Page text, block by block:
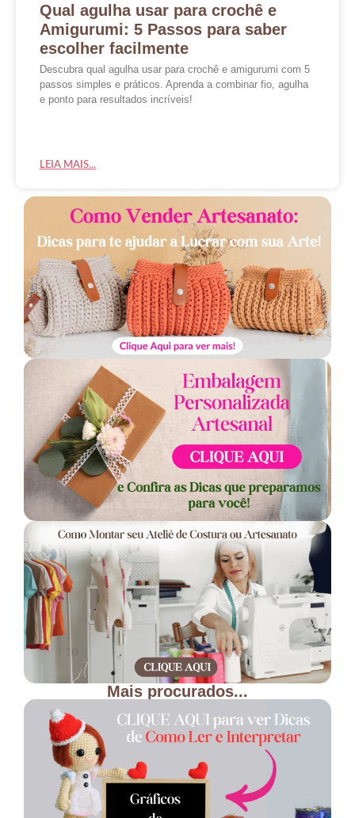
Qual agulha usar para crochê e
Amigurumi: 5 Passos para saber
escolher facilmente
Descubra qual agulha usar para crochê e amigurumi com 5
passos simples e práticos. Aprenda a combinar fio, agulha
e ponto para resultados incríveis!
LEIA MAIS...
Mais procurados...